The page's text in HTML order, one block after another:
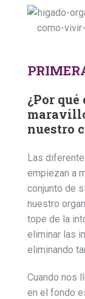
¿Por
nuestro
Las
empiezan a
conjunto de
nuestro
tope de la
eliminar las
eliminando
Cuando nos
en el fondo